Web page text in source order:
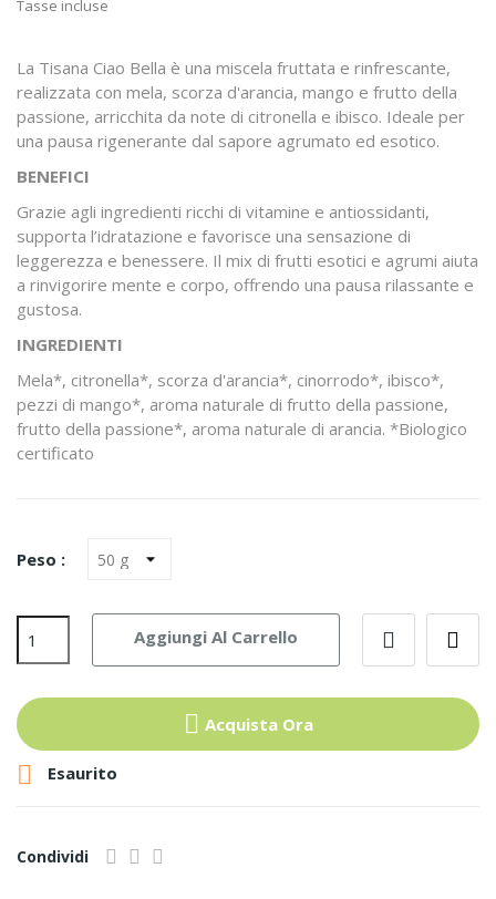
Tasse incluse
La Tisana Ciao Bella è una miscela fruttata e rinfrescante,
realizzata con mela, scorza d'arancia, mango e frutto della
passione, arricchita da note di citronella e ibisco. Ideale per
una pausa rigenerante dal sapore agrumato ed esotico.
BENEFICI
Grazie agli ingredienti ricchi di vitamine e antiossidanti,
supporta l’idratazione e favorisce una sensazione di
leggerezza e benessere. Il mix di frutti esotici e agrumi aiuta
a rinvigorire mente e corpo, offrendo una pausa rilassante e
gustosa.
INGREDIENTI
Mela*, citronella*, scorza d'arancia*, cinorrodo*, ibisco*,
pezzi di mango*, aroma naturale di frutto della passione,
frutto della passione*, aroma naturale di arancia. *Biologico
certificato
Peso :
Aggiungi Al Carrello
Acquista Ora
 Esaurito
Condividi